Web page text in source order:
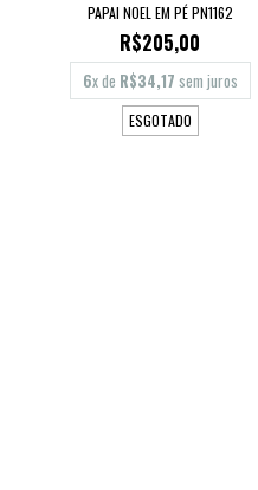
PAPAI NOEL EM PÉ PN1162
R$205,00
6x de R$34,17 sem juros
ESGOTADO